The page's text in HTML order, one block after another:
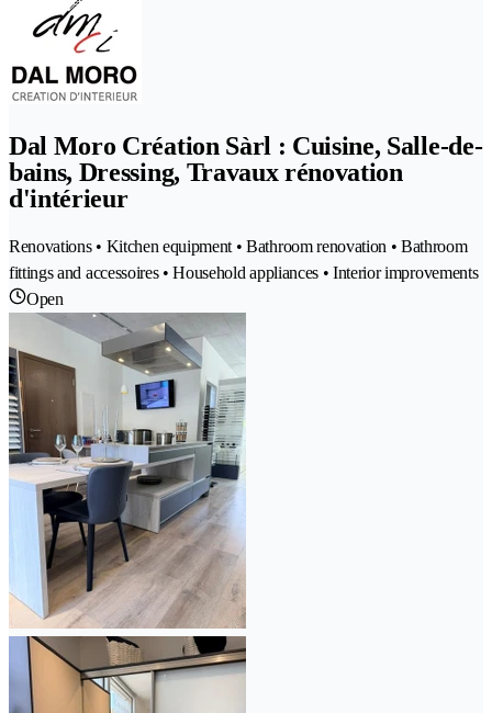
Dal Moro Création Sàrl : Cuisine, Salle-de-
bains, Dressing, Travaux rénovation
d'intérieur
Renovations • Kitchen equipment • Bathroom renovation • Bathroom
fittings and accessoires • Household appliances • Interior improvements
Open